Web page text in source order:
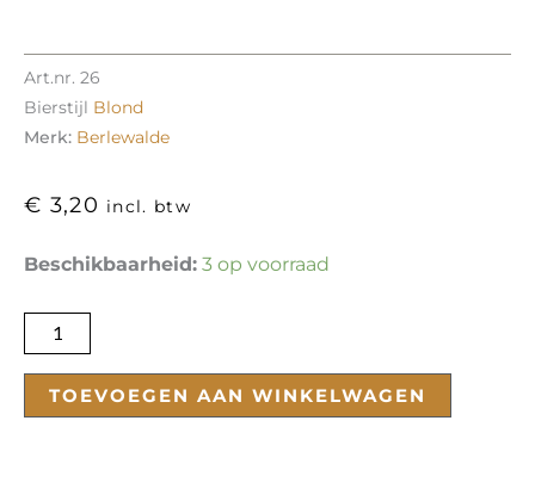
Art.nr. 26
Bierstijl Blond
Merk: Berlewalde
€ 3,20 incl. btw
Beschikbaarheid: 3 op voorraad
Berlewalde
aantal
TOEVOEGEN AAN WINKELWAGEN